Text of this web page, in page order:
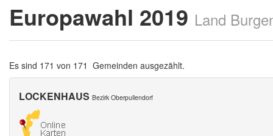
Europawahl 2019 Land
Es sind 171 von 171 Gemeinden ausgezählt.
LOCKENHAUS Bezirk Oberpullendorf